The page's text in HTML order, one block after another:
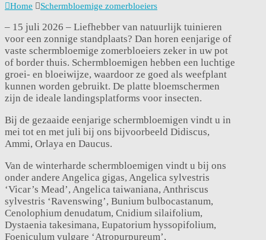
Home Schermbloemige zomerbloeiers
– 15 juli 2026 – Liefhebber van natuurlijk tuinieren
voor een zonnige standplaats? Dan horen eenjarige of
vaste schermbloemige zomerbloeiers zeker in uw pot
of border thuis. Schermbloemigen hebben een luchtige
groei- en bloeiwijze, waardoor ze goed als weefplant
kunnen worden gebruikt. De platte bloemschermen
zijn de ideale landingsplatforms voor insecten.
Bij de gezaaide eenjarige schermbloemigen vindt u in
mei tot en met juli bij ons bijvoorbeeld Didiscus,
Ammi, Orlaya en Daucus.
Van de winterharde schermbloemigen vindt u bij ons
onder andere Angelica gigas, Angelica sylvestris
‘Vicar’s Mead’, Angelica taiwaniana, Anthriscus
sylvestris ‘Ravenswing’, Bunium bulbocastanum,
Cenolophium denudatum, Cnidium silaifolium,
Dystaenia takesimana, Eupatorium hyssopifolium,
Foeniculum vulgare ‘Atropurpureum’,